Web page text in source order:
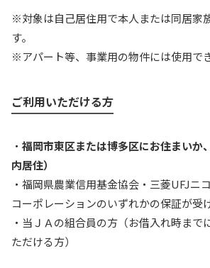
※対象は自己居住用で本人または同居家
す。
※アパート等、事業用の物件には使用で
ご利用いただける方
・ 福岡市東区または博多区にお住まいか
内居住）
・福岡県農業信用基金協会・三菱UFJニ
コーポレーションのいずれかの保証が受
・当ＪＡの組合員の方（お借入れ時まで
ただける方）